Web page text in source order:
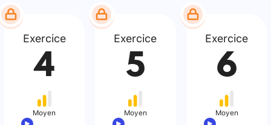
Exercice
4
Moyen
Exercice
5
Moyen
Exercice
6
Moyen